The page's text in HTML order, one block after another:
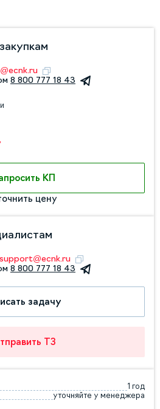
8 800 777 18 43
КП
цену
support@ecnk.ru
8 800 777 18 43
задачу
ТЗ
1 год
уточняйте у менеджера